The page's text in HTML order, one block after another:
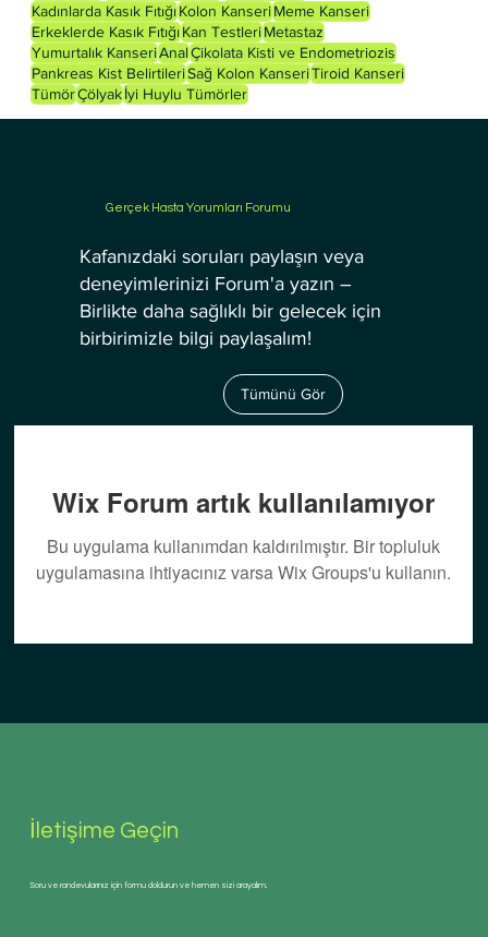
Kadınlarda Kasık FıtığıKolon KanseriMeme Kanseri
Erkeklerde Kasık FıtığıKan TestleriMetastaz
Yumurtalık KanseriAnalÇikolata Kisti ve Endometriozis
Pankreas Kist BelirtileriSağ Kolon KanseriTiroid Kanseri
TümörÇölyakİyi Huylu Tümörler
Gerçek Hasta Yorumları Forumu
Kafanızdaki soruları paylaşın veya
deneyimlerinizi Forum'a yazın –
Birlikte daha sağlıklı bir gelecek için
birbirimizle bilgi paylaşalım!
Tümünü Gör
Wix Forum artık kullanılamıyor
Bu uygulama kullanımdan kaldırılmıştır. Bir topluluk
uygulamasına ihtiyacınız varsa Wix Groups'u kullanın.
İletişime Geçin
Soru ve randevularınız için formu doldurun ve hemen sizi arayalım.